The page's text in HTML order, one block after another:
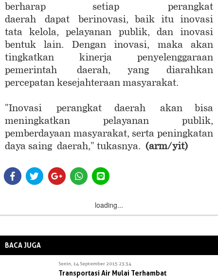
berharap setiap perangkat
daerah dapat berinovasi, baik itu inovasi
tata kelola, pelayanan publik, dan inovasi
bentuk lain. Dengan inovasi, maka akan
tingkatkan kinerja penyelenggaraan
pemerintah daerah, yang diarahkan
percepatan kesejahteraan masyarakat.
"Inovasi perangkat daerah akan bisa
meningkatkan pelayanan publik,
pemberdayaan masyarakat, serta peningkatan
daya saing daerah," tukasnya. (arm/yit)
loading...
BACA JUGA
Senin, 14 September 2015 23:34
Transportasi Air Mulai Terhambat